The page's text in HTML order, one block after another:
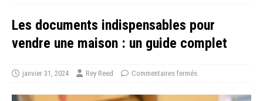
Les documents indispensables pour
vendre une maison : un guide complet
janvier 31, 2024 Rey Reed Commentaires fermés